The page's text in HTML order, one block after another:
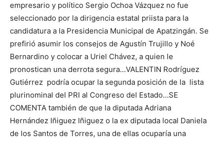
empresario y político Sergio Ochoa Vázquez no fue
seleccionado por la dirigencia estatal priista para la
candidatura a la Presidencia Municipal de Apatzingán. Se
prefirió asumir los consejos de Agustín Trujillo y Noé
Bernardino y colocar a Uriel Chávez, a quien le
pronostican una derrota segura…VALENTIN Rodríguez
Gutiérrez podría ocupar la segunda posición de la lista
plurinominal del PRI al Congreso del Estado…SE
COMENTA también de que la diputada Adriana
Hernández Iñiguez Iñiguez o la ex diputada local Daniela
de los Santos de Torres, una de ellas ocuparía una